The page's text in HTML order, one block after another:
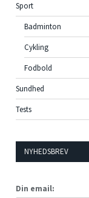
Sport
Badminton
Cykling
Fodbold
Sundhed
Tests
NYHEDSBREV
Din email: